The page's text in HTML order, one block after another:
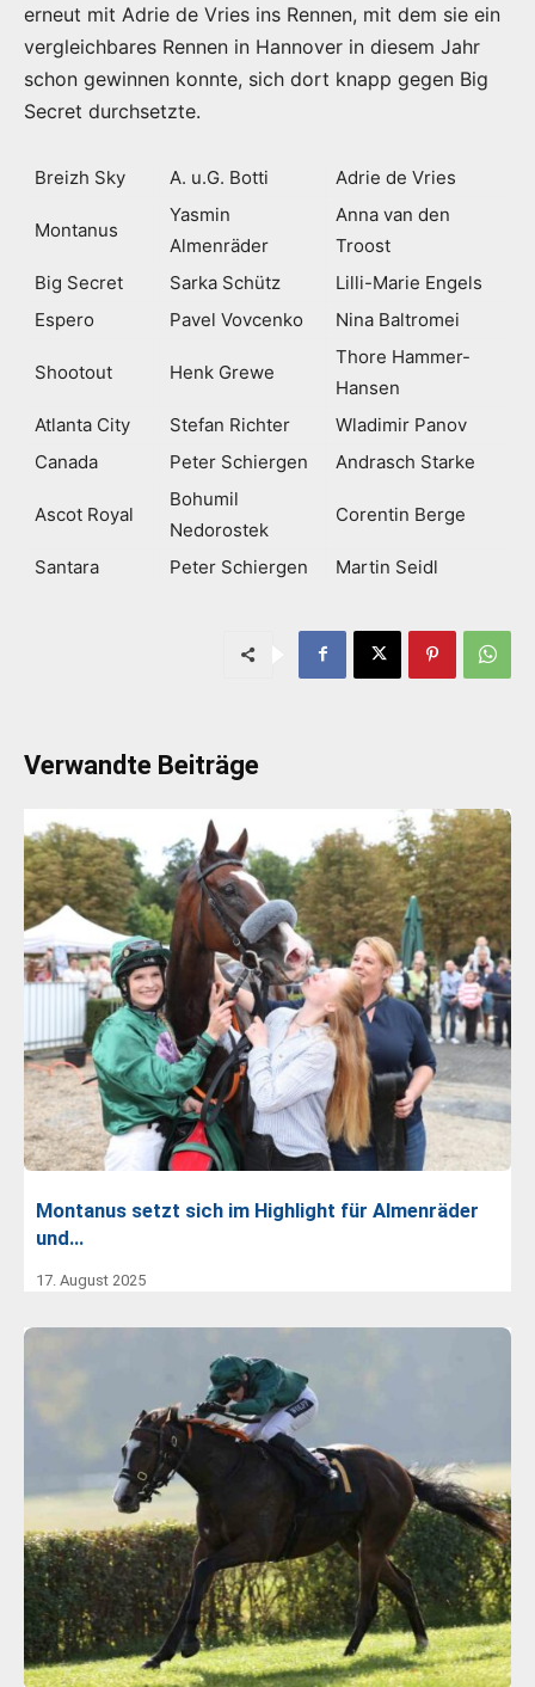
erneut mit Adrie de Vries ins Rennen, mit dem sie ein
vergleichbares Rennen in Hannover in diesem Jahr
schon gewinnen konnte, sich dort knapp gegen Big
Secret durchsetzte.
Breizh Sky A. u.G. Botti Adrie de Vries
Montanus
Yasmin
Almenräder
Anna van den
Troost
Big Secret
Sarka Schütz
Lilli-Marie Engels
Espero
Pavel Vovcenko Nina Baltromei
Shootout Henk Grewe
Thore Hammer-
Hansen
Atlanta City
Stefan Richter
Wladimir Panov
Canada
Peter Schiergen Andrasch Starke
Ascot Royal
Bohumil
Nedorostek
Corentin Berge
Santara Peter Schiergen Martin Seidl
Verwandte Beiträge
Montanus setzt sich im Highlight für Almenräder
und…
17. August 2025